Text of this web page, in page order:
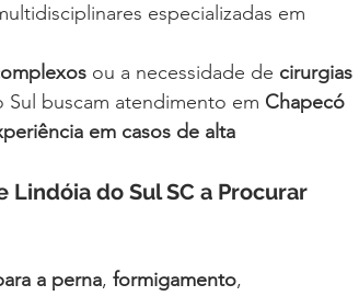
especializadas em
ou a necessidade de cirurgias
buscam atendimento em Chapecó
em casos de alta
do Sul SC a Procurar
a perna, formigamento,